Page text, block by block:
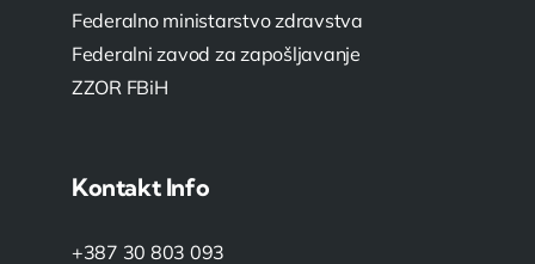
Federalno ministarstvo zdravstva
Federalni zavod za zapošljavanje
ZZOR FBiH
Kontakt Info
+387 30 803 093